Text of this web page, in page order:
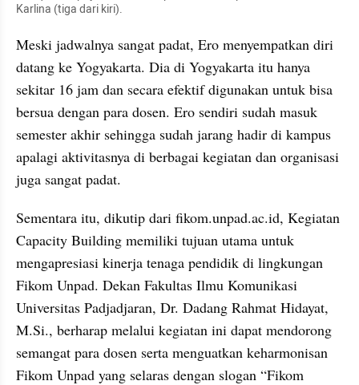
Karlina (tiga dari kiri).
Meski jadwalnya sangat padat, Ero menyempatkan diri
datang ke Yogyakarta. Dia di Yogyakarta itu hanya
sekitar 16 jam dan secara efektif digunakan untuk bisa
bersua dengan para dosen. Ero sendiri sudah masuk
semester akhir sehingga sudah jarang hadir di kampus
apalagi aktivitasnya di berbagai kegiatan dan organisasi
juga sangat padat.
Sementara itu, dikutip dari fikom.unpad.ac.id, Kegiatan
Capacity Building memiliki tujuan utama untuk
mengapresiasi kinerja tenaga pendidik di lingkungan
Fikom Unpad. Dekan Fakultas Ilmu Komunikasi
Universitas Padjadjaran, Dr. Dadang Rahmat Hidayat,
M.Si., berharap melalui kegiatan ini dapat mendorong
semangat para dosen serta menguatkan keharmonisan
Fikom Unpad yang selaras dengan slogan “Fikom